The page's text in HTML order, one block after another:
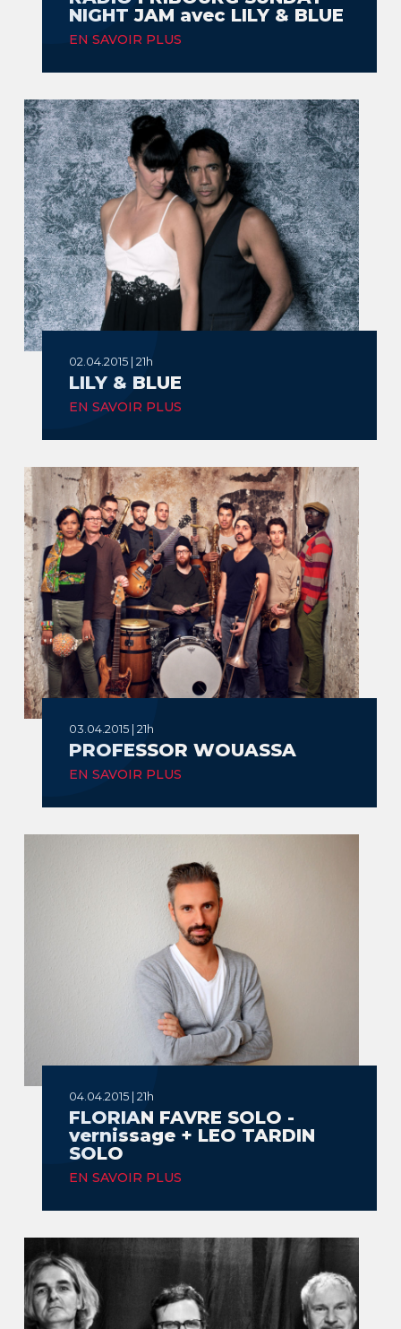
NIGHT JAM avec LILY & BLUE
EN SAVOIR PLUS
02.04.2015 | 21h
LILY & BLUE
EN SAVOIR PLUS
03.04.2015 | 21h
PROFESSOR WOUASSA
EN SAVOIR PLUS
04.04.2015 | 21h
FLORIAN FAVRE SOLO -
vernissage + LEO TARDIN
SOLO
EN SAVOIR PLUS